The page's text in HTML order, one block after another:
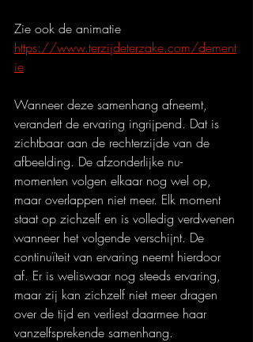
Zie ook de animatie
https://www.terzijdeterzake.com/dement
ie
Wanneer deze samenhang afneemt,
verandert de ervaring ingrijpend. Dat is
zichtbaar aan de rechterzijde van de
afbeelding. De afzonderlijke nu-
momenten volgen elkaar nog wel op,
maar overlappen niet meer. Elk moment
staat op zichzelf en is volledig verdwenen
wanneer het volgende verschijnt. De
continuïteit van ervaring neemt hierdoor
af. Er is weliswaar nog steeds ervaring,
maar zij kan zichzelf niet meer dragen
over de tijd en verliest daarmee haar
vanzelfsprekende samenhang.